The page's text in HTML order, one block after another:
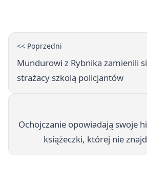
<< Poprzedni
Mundurowi z Rybnika zamienili
strażacy szkolą policjantów
Ochojczanie opowiadają swoje
książeczki, której nie